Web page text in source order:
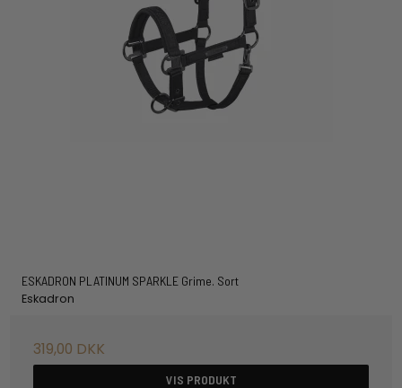
ESKADRON PLATINUM SPARKLE Grime. Sort
Eskadron
319,00 DKK
VIS PRODUKT